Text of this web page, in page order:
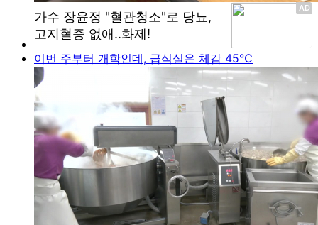
이번 주부터 개학인데, 급식실은 체감 45℃